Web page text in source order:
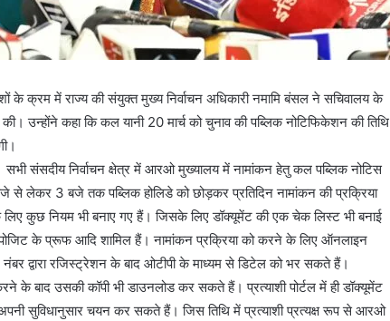
के क्रम में राज्य की संयुक्त मुख्य निर्वाचन अधिकारी नमामि बंसल ने सचिवालय के
उन्होंने कहा कि कल यानी 20 मार्च को चुनाव की पब्लिक नोटिफिकेशन की तिथि
संसदीय निर्वाचन क्षेत्र में आरओ मुख्यालय में नामांकन हेतु कल पब्लिक नोटिस
से लेकर 3 बजे तक पब्लिक होलिडे को छोड़कर प्रतिदिन नामांकन की प्रक्रिया
कुछ नियम भी बनाए गए हैं। जिसके लिए डॉक्यूमेंट की एक चेक लिस्ट भी बनाई
के प्रूफ आदि शामिल हैं। नामांकन प्रक्रिया को करने के लिए ऑनलाइन
नंबर द्वारा रजिस्ट्रेशन के बाद ओटीपी के माध्यम से डिटेल को भर सकते हैं।
के बाद उसकी कॉपी भी डाउनलोड कर सकते हैं। प्रत्याशी पोर्टल में ही डॉक्यूमेंट
सुविधानुसार चयन कर सकते हैं। जिस तिथि में प्रत्याशी प्रत्यक्ष रूप से आरओ